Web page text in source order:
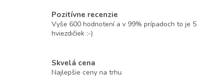
Pozitívne recenzie
Vyše 600 hodnotení a v 99% prípadoch to je 5
hviezdičiek :-)
Skvelá cena
Najlepšie ceny na trhu